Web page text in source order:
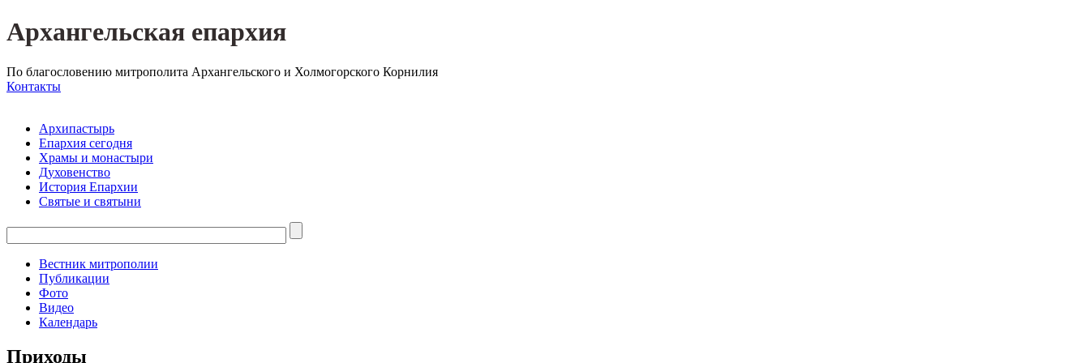
Архангельская епархия
По благословению митрополита Архангельского и Холмогорского Корнилия
Контакты
Архипастырь
Епархия сегодня
Храмы и монастыри
Духовенство
История Епархии
Святые и святыни
Вестник митрополии
Публикации
Фото
Видео
Календарь
Приходы